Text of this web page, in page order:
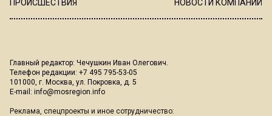
ПРОИСШЕСТВИЯ
НОВОСТИ КОМПАНИЙ
Главный редактор: Чечушкин Иван Олегович.
Телефон редакции: +7 495 795-53-05
101000, г. Москва, ул. Покровка, д. 5
E-mail: info@mosregion.info
Реклама, спецпроекты и иное сотрудничество: